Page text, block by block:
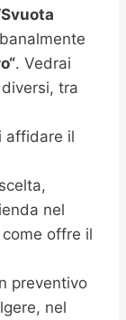
Svuota
“. Vedrai
tra
affidare il
nel
offre il
preventivo
nel